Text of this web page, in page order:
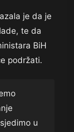
je da je
te da
BiH
podržati.
u